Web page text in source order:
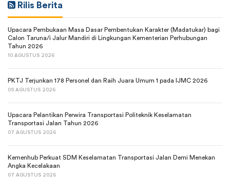
Rilis Berita
Upacara Pembukaan Masa Dasar Pembentukan Karakter (Madatukar) bagi
Calon Taruna/i Jalur Mandiri di Lingkungan Kementerian Perhubungan
Tahun 2026
10 AGUSTUS 2026
PKTJ Terjunkan 178 Personel dan Raih Juara Umum 1 pada IJMC 2026
09 AGUSTUS 2026
Upacara Pelantikan Perwira Transportasi Politeknik Keselamatan
Transportasi Jalan Tahun 2026
07 AGUSTUS 2026
Kemenhub Perkuat SDM Keselamatan Transportasi Jalan Demi Menekan
Angka Kecelakaan
07 AGUSTUS 2026